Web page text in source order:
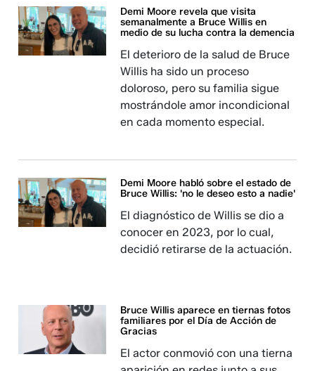
Demi Moore revela que visita
semanalmente a Bruce Willis en
medio de su lucha contra la demencia
El deterioro de la salud de Bruce
Willis ha sido un proceso
doloroso, pero su familia sigue
mostrándole amor incondicional
en cada momento especial.
Demi Moore habló sobre el estado de
Bruce Willis: 'no le deseo esto a nadie'
El diagnóstico de Willis se dio a
conocer en 2023, por lo cual,
decidió retirarse de la actuación.
Bruce Willis aparece en tiernas fotos
familiares por el Día de Acción de
Gracias
El actor conmovió con una tierna